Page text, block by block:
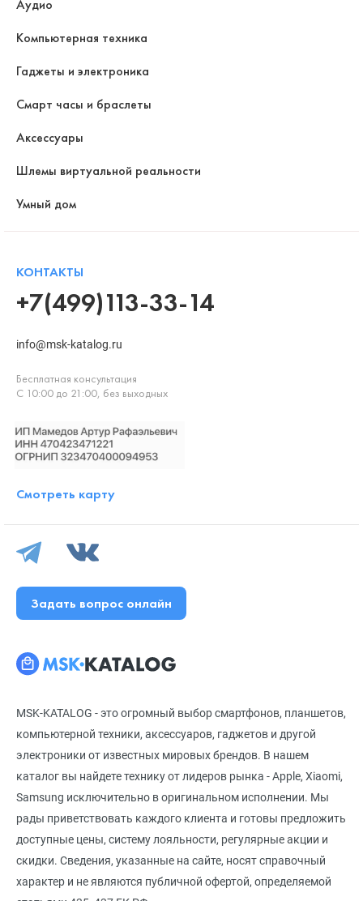
MSK-KATALOG - это огромный выбор смартфонов, планшетов,
компьютерной техники, аксессуаров, гаджетов и другой
электроники от известных мировых брендов. В нашем
каталог вы найдете технику от лидеров рынка - Apple, Xiaomi,
Samsung исключительно в оригинальном исполнении. Мы
рады приветствовать каждого клиента и готовы предложить
доступные цены, систему лояльности, регулярные акции и
скидки. Сведения, указанные на сайте, носят справочный
характер и не являются публичной офертой, определяемой
Аудио
Компьютерная техника
Гаджеты и электроника
Смарт часы и браслеты
Аксессуары
Шлемы виртуальной реальности
Умный дом
КОНТАКТЫ
+7(499)113-33-14
info@msk-katalog.ru
Бесплатная консультация
С 10:00 до 21:00, без выходных
Смотреть карту
Задать вопрос онлайн